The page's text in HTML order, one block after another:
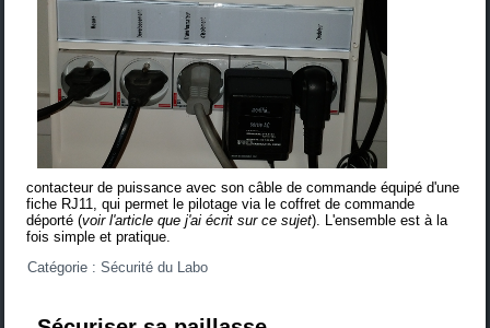
contacteur de puissance avec son câble de commande équipé d'une
fiche RJ11, qui permet le pilotage via le coffret de commande
déporté (voir l'article que j'ai écrit sur ce sujet). L'ensemble est à la
fois simple et pratique.
Catégorie :Sécurité du Labo